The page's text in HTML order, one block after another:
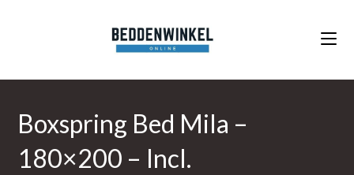
Boxspring Bed Mila –
180×200 – Incl.